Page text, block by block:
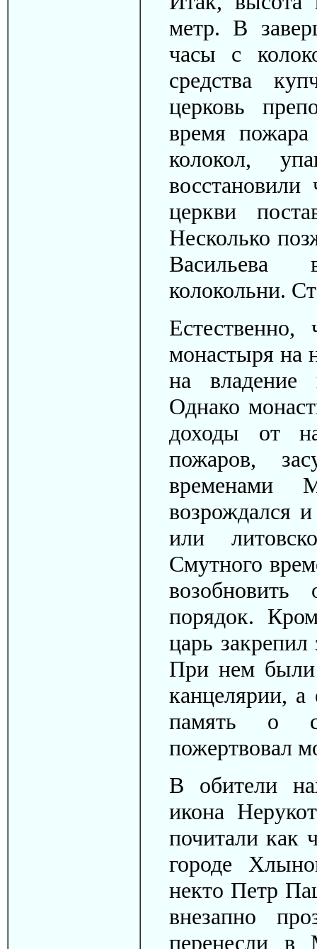
метр. В
часы с
средства
церковь
время
колокол,
церкви
Несколько
Васильева
колокольни.
монастыря на
на владение
Однако
доходы от
пожаров,
временами
возрождался
или
Смутного
порядок.
царь
При нем были
канцелярии,
память о
пожертвовал
В обители
икона
почитали как
городе
некто Петр
внезапно
перенесли